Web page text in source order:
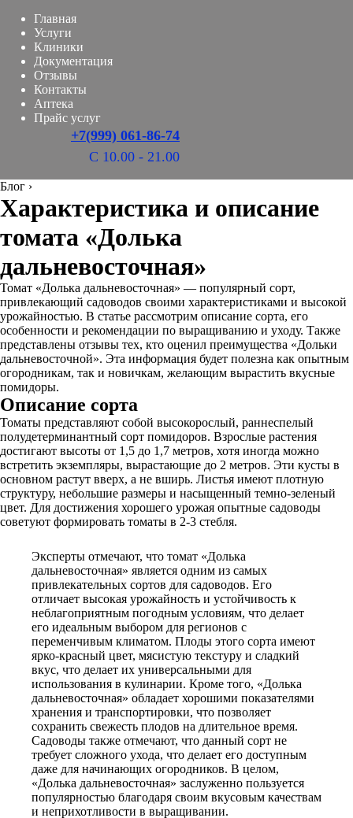
Главная
Услуги
Клиники
Документация
Отзывы
Контакты
Аптека
Прайс услуг
+7(999) 061-86-74
С 10.00 - 21.00
Блог ›
Характеристика и описание
томата «Долька
дальневосточная»
Томат «Долька дальневосточная» — популярный сорт,
привлекающий садоводов своими характеристиками и высокой
урожайностью. В статье рассмотрим описание сорта, его
особенности и рекомендации по выращиванию и уходу. Также
представлены отзывы тех, кто оценил преимущества «Дольки
дальневосточной». Эта информация будет полезна как опытным
огородникам, так и новичкам, желающим вырастить вкусные
помидоры.
Описание сорта
Томаты представляют собой высокорослый, раннеспелый
полудетерминантный сорт помидоров. Взрослые растения
достигают высоты от 1,5 до 1,7 метров, хотя иногда можно
встретить экземпляры, вырастающие до 2 метров. Эти кусты в
основном растут вверх, а не вширь. Листья имеют плотную
структуру, небольшие размеры и насыщенный темно-зеленый
цвет. Для достижения хорошего урожая опытные садоводы
советуют формировать томаты в 2-3 стебля.
Эксперты отмечают, что томат «Долька
дальневосточная» является одним из самых
привлекательных сортов для садоводов. Его
отличает высокая урожайность и устойчивость к
неблагоприятным погодным условиям, что делает
его идеальным выбором для регионов с
переменчивым климатом. Плоды этого сорта имеют
ярко-красный цвет, мясистую текстуру и сладкий
вкус, что делает их универсальными для
использования в кулинарии. Кроме того, «Долька
дальневосточная» обладает хорошими показателями
хранения и транспортировки, что позволяет
сохранить свежесть плодов на длительное время.
Садоводы также отмечают, что данный сорт не
требует сложного ухода, что делает его доступным
даже для начинающих огородников. В целом,
«Долька дальневосточная» заслуженно пользуется
популярностью благодаря своим вкусовым качествам
и неприхотливости в выращивании.